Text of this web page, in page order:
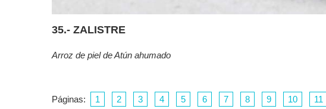
35.- ZALISTRE
Arroz de piel de Atún ahumado
Páginas: 1 2 3 4 5 6 7 8 9 10 11